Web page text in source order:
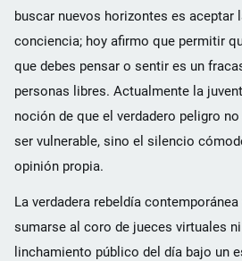
buscar nuevos horizontes es aceptar
conciencia; hoy afirmo que permitir
que debes pensar o sentir es un
personas libres. Actualmente la
noción de que el verdadero peligro
ser vulnerable, sino el silencio
opinión propia.
La verdadera rebeldía
sumarse al coro de jueces virtuales ni
linchamiento público del día bajo un